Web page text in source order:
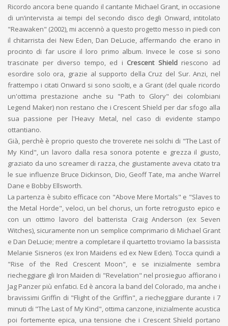
Ricordo ancora bene quando il cantante Michael Grant, in occasione
di un’intervista ai tempi del secondo disco degli Onward, intitolato
"Reawaken" (2002), mi accennò a questo progetto messo in piedi con
il chitarrista dei New Eden, Dan DeLucie, affermando che erano in
procinto di far uscire il loro primo album. Invece le cose si sono
trascinate per diverso tempo, ed i Crescent Shield riescono ad
esordire solo ora, grazie al supporto della Cruz del Sur. Anzi, nel
frattempo i citati Onward si sono sciolti, e a Grant (del quale ricordo
un'ottima prestazione anche su "Path to Glory" dei colombiani
Legend Maker) non restano che i Crescent Shield per dar sfogo alla
sua passione per l'Heavy Metal, nel caso di evidente stampo
ottantiano.
Già, perchè è proprio questo che troverete nei solchi di "The Last of
My Kind", un lavoro dalla resa sonora potente e grezza il giusto,
graziato da uno screamer di razza, che giustamente aveva citato tra
le sue influenze Bruce Dickinson, Dio, Geoff Tate, ma anche Warrel
Dane e Bobby Ellsworth.
La partenza è subito efficace con "Above Mere Mortals" e "Slaves to
the Metal Horde", veloci, un bel chorus, un forte retrogusto epico e
con un ottimo lavoro del batterista Craig Anderson (ex Seven
Witches), sicuramente non un semplice comprimario di Michael Grant
e Dan DeLucie; mentre a completare il quartetto troviamo la bassista
Melanie Sisneros (ex Iron Maidens ed ex New Eden). Tocca quindi a
"Rise of the Red Crescent Moon", e se inizialmente sembra
riecheggiare gli Iron Maiden di "Revelation" nel prosieguo affiorano i
Jag Panzer più enfatici. Ed è ancora la band del Colorado, ma anche i
bravissimi Griffin di "Flight of the Griffin", a riecheggiare durante i 7
minuti di "The Last of My Kind", ottima canzone, inizialmente acustica
poi fortemente epica, una tensione che i Crescent Shield portano